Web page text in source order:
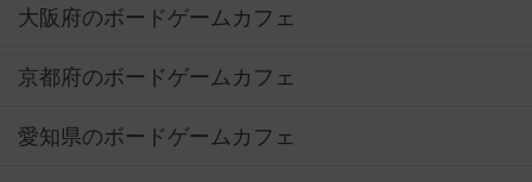
大阪府のボードゲームカフェ
京都府のボードゲームカフェ
愛知県のボードゲームカフェ